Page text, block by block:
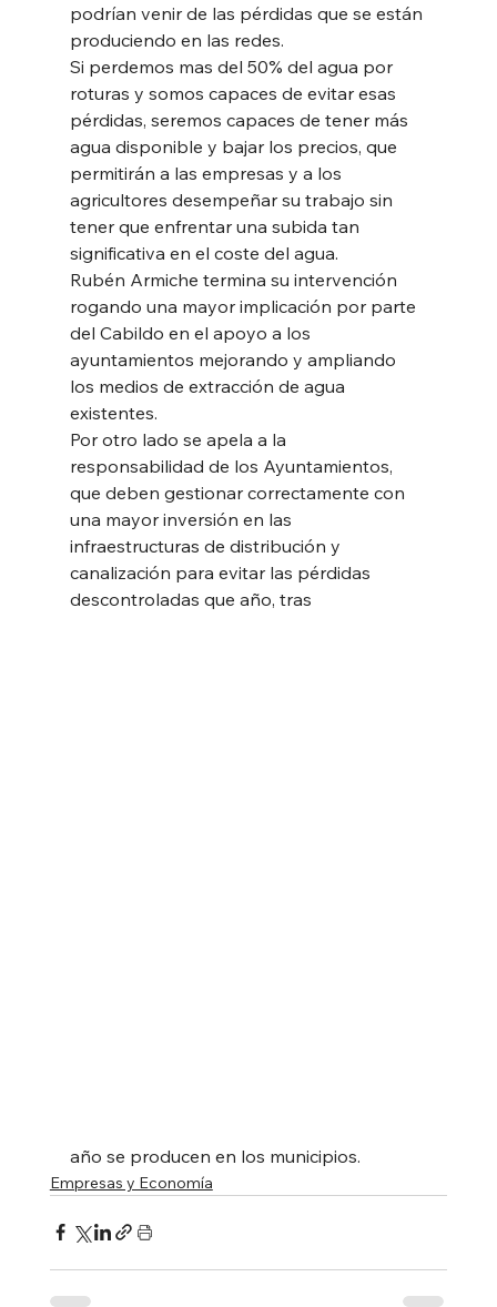
podrían venir de las pérdidas que se están
produciendo en las redes.
Si perdemos mas del 50% del agua por
roturas y somos capaces de evitar esas
pérdidas, seremos capaces de tener más
agua disponible y bajar los precios, que
permitirán a las empresas y a los
agricultores desempeñar su trabajo sin
tener que enfrentar una subida tan
significativa en el coste del agua.
Rubén Armiche termina su intervención
rogando una mayor implicación por parte
del Cabildo en el apoyo a los
ayuntamientos mejorando y ampliando
los medios de extracción de agua
existentes.
Por otro lado se apela a la
responsabilidad de los Ayuntamientos,
que deben gestionar correctamente con
una mayor inversión en las
infraestructuras de distribución y
canalización para evitar las pérdidas
descontroladas que año, tras
año se producen en los municipios.
Empresas y Economía